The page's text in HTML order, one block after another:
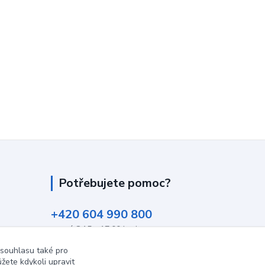
Potřebujete pomoc?
+420 604 990 800
po-pá 8:15 - 17:00 hod
také pro
kdykoli upravit